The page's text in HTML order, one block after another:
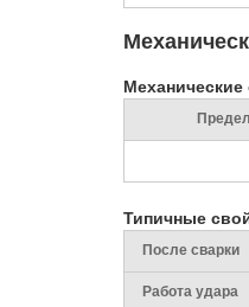
Механические
Типичные
После сварки
Работа удара